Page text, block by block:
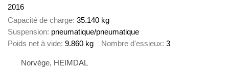
2016
Capacité de charge 35.140 kg
Suspension pneumatique/pneumatique
Poids net à vide 9.860 kg Nombre d'essieux 3
Norvège, HEIMDAL